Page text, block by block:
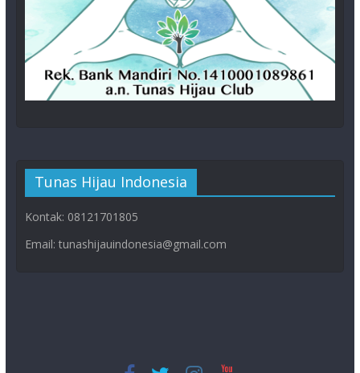
Tunas Hijau Indonesia
Kontak: 08121701805
Email: tunashijauindonesia@gmail.com